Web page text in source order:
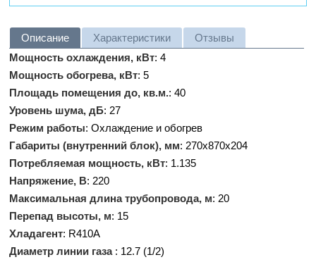
Описание Характеристики
Отзывы
Мощность охлаждения, кВт: 4
Мощность обогрева, кВт: 5
Площадь помещения до, кв.м.: 40
Уровень шума, дБ: 27
Режим работы: Охлаждение и обогрев
Габариты (внутренний блок), мм: 270x870x204
Потребляемая мощность, кВт: 1.135
Напряжение, В: 220
Максимальная длина трубопровода, м: 20
Перепад высоты, м: 15
Хладагент: R410A
Диаметр линии газа : 12.7 (1/2)